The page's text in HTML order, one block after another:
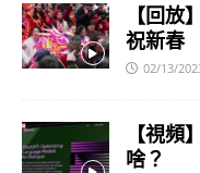
【回
祝新春
02/13/
【視
啥？